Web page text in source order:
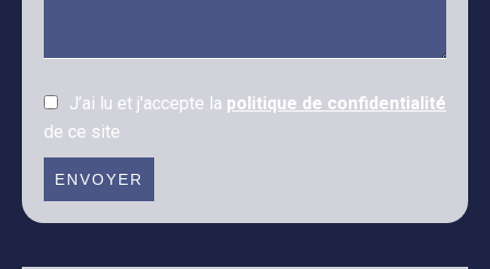
J’ai lu et j'accepte la politique de confidentialité
de ce site
ENVOYER